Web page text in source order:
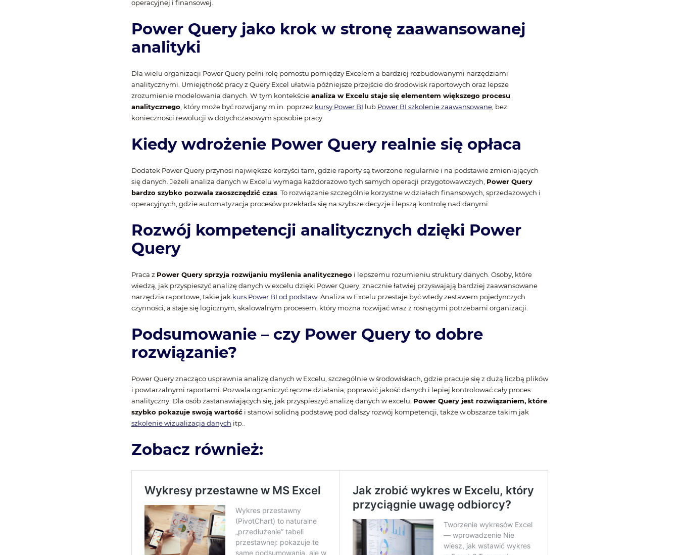
operacyjnej i finansowej.
Power Query jako krok w stronę zaawansowanej
analityki
Dla wielu organizacji Power Query pełni rolę pomostu pomiędzy Excelem a bardziej rozbudowanymi narzędziami
analitycznymi. Umiejętność pracy z Query Excel ułatwia późniejsze przejście do środowisk raportowych oraz lepsze
zrozumienie modelowania danych. W tym kontekścieanaliza w Excelu staje się elementem większego procesu
analitycznego , który może być rozwijany m.in. poprzez kursy Power BI lub Power BI szkolenie zaawansowane, bez
konieczności rewolucji w dotychczasowym sposobie pracy.
Kiedy wdrożenie Power Query realnie się opłaca
Dodatek Power Query przynosi największe korzyści tam, gdzie raporty są tworzone regularnie i na podstawie zmieniających
się danych. Jeżeli analiza danych w Excelu wymaga każdorazowo tych samych operacji przygotowawczych, Power Query
bardzo szybko pozwala zaoszczędzić czas. To rozwiązanie szczególnie korzystne w działach finansowych, sprzedażowych i
operacyjnych, gdzie automatyzacja procesów przekłada się na szybsze decyzje i lepszą kontrolę nad danymi.
Rozwój kompetencji analitycznych dzięki Power
Query
Praca z Power Query sprzyja rozwijaniu myślenia analitycznego i lepszemu rozumieniu struktury danych. Osoby, które
wiedzą, jak przyspieszyć analizę danych w excelu dzięki Power Query, znacznie łatwiej przyswajają bardziej zaawansowane
narzędzia raportowe, takie jak kurs Power BI od podstaw. Analiza w Excelu przestaje być wtedy zestawem pojedynczych
czynności, a staje się logicznym, skalowalnym procesem, który można rozwijać wraz z rosnącymi potrzebami organizacji.
Podsumowanie – czy Power Query to dobre
rozwiązanie?
Power Query znacząco usprawnia analizę danych w Excelu, szczególnie w środowiskach, gdzie pracuje się z dużą liczbą plików
i powtarzalnymi raportami. Pozwala ograniczyć ręczne działania, poprawić jakość danych i lepiej kontrolować cały proces
analityczny. Dla osób zastanawiających się, jak przyspieszyć analizę danych w excelu, Power Query jest rozwiązaniem, które
szybko pokazuje swoją wartośći stanowi solidną podstawę pod dalszy rozwój kompetencji, także w obszarze takim jak
szkolenie wizualizacja danych itp..
Zobacz również: